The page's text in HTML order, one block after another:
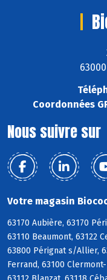
Coordonnées
Nous suivre sur
Votre magasin
63170 Aubière, 63170
63110 Beaumont, 63122
63800 Pérignat s/Allier,
Ferrand, 63100